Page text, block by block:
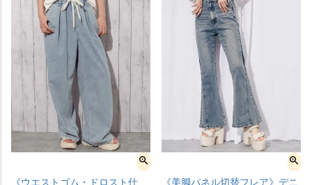
《ウエストゴム・ドロスト仕
《美脚パネル切替フレア》デニ